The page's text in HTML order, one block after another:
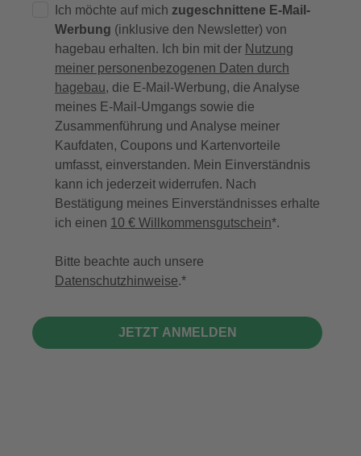
Ich möchte auf mich zugeschnittene E-Mail-
Werbung (inklusive den Newsletter) von
hagebau erhalten. Ich bin mit der Nutzung
meiner personenbezogenen Daten durch
hagebau, die E-Mail-Werbung, die Analyse
meines E-Mail-Umgangs sowie die
Zusammenführung und Analyse meiner
Kaufdaten, Coupons und Kartenvorteile
umfasst, einverstanden. Mein Einverständnis
kann ich jederzeit widerrufen. Nach
Bestätigung meines Einverständnisses erhalte
ich einen 10 € Willkommensgutschein*.
Bitte beachte auch unsere
Datenschutzhinweise.
JETZT ANMELDEN